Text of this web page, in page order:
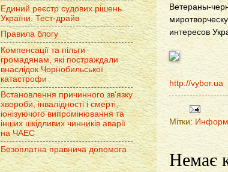
Ветераны-
интересов
http://vybor.ua
Мітки:
Немає
Единий реєстр судових рішень
України. Тест-драйв
Правила блогу
Компенсації та пільги
громадянам, які постраждали
внаслідок Чорнобильської
катастрофи
Встановлення причинного зв'язку
хвороби, інвалідності і смерті,
іонізуючого випромінювання та
інших шкідливих чинників аварії
на ЧАЕС
Безоплатна правнича допомога